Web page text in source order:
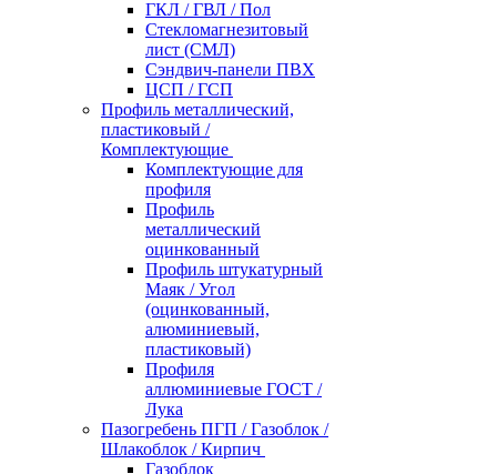
ГКЛ / ГВЛ / Пол
Стекломагнезитовый
лист (СМЛ)
Сэндвич-панели ПВХ
ЦСП / ГСП
Профиль металлический,
пластиковый /
Комплектующие
Комплектующие для
профиля
Профиль
металлический
оцинкованный
Профиль штукатурный
Маяк / Угол
(оцинкованный,
алюминиевый,
пластиковый)
Профиля
аллюминиевые ГОСТ /
Лука
Пазогребень ПГП / Газоблок /
Шлакоблок / Кирпич
Газоблок